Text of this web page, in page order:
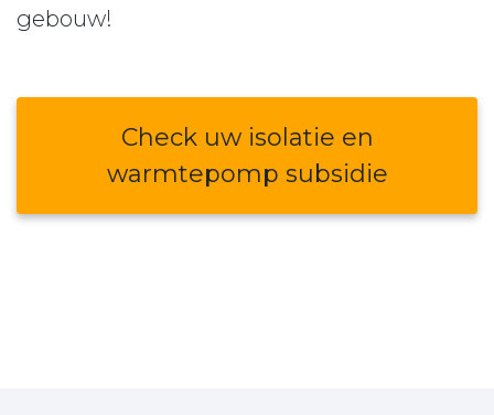
gebouw!
Check uw isolatie en
warmtepomp subsidie